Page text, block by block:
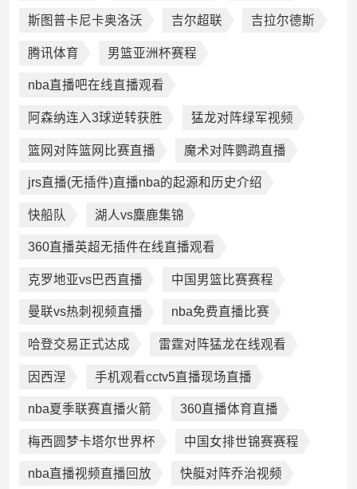
斯图普卡尼卡奥洛沃 吉尔超联 吉拉尔德斯
腾讯体育 男篮亚洲杯赛程
nba直播吧在线直播观看
阿森纳连入3球逆转获胜 猛龙对阵绿军视频
篮网对阵篮网比赛直播 魔术对阵鹦鹉直播
jrs直播(无插件)直播nba的起源和历史介绍
快船队 湖人vs麋鹿集锦
360直播英超无插件在线直播观看
克罗地亚vs巴西直播 中国男篮比赛赛程
曼联vs热刺视频直播 nba免费直播比赛
哈登交易正式达成 雷霆对阵猛龙在线观看
因西涅 手机观看cctv5直播现场直播
nba夏季联赛直播火箭 360直播体育直播
梅西圆梦卡塔尔世界杯 中国女排世锦赛赛程
nba直播视频直播回放 快艇对阵乔治视频